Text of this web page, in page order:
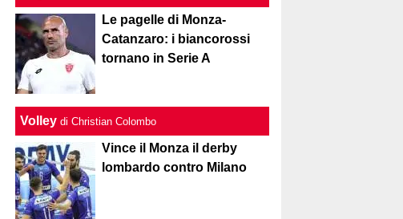
Le pagelle di Monza-
Catanzaro: i biancorossi
tornano in Serie A
Volley di Christian Colombo
Vince il Monza il derby
lombardo contro Milano